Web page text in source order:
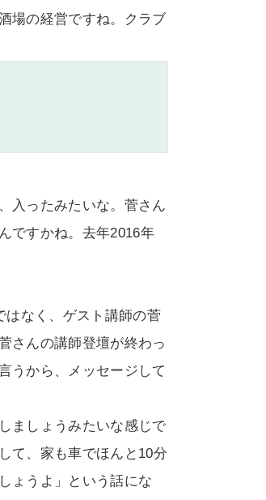
場の経営ですね。クラブ
入ったみたいな。菅さん
ですかね。去年2016年
はなく、ゲスト講師の菅
さんの講師登壇が終わっ
うから、メッセージして
ましょうみたいな感じで
て、家も車でほんと10分
ょうよ」という話にな